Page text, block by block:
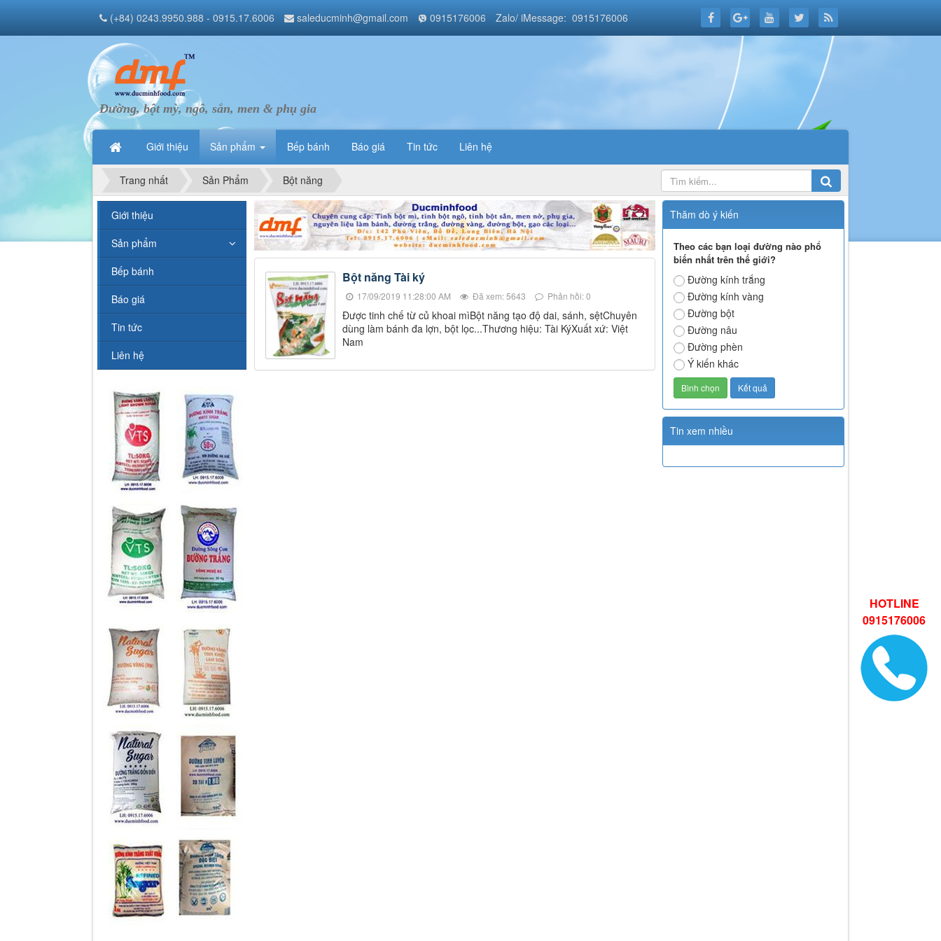
Đường, bột mỳ, ngô, sắn, men & phụ gia
Giới thiệu Sản phẩm Bếp bánh Báo giá Tin tức Liên hệ
(+84) 0243.9950.988 - 0915.17.6006 saleducminh@gmail.com 0915176006 Zalo/ iMessage: 0915176006
Trang nhất Sản Phẩm Bột năng
Bột năng Tài ký
17/09/2019 11:28:00 AM Đã xem: 5643 Phản hồi: 0
Được tinh chế từ củ khoai mìBột năng tạo độ dai, sánh, sệtChuyên
dùng làm bánh đa lợn, bột lọc...Thương hiệu: Tài KýXuất xứ: Việt
Nam
Thăm dò ý kiến
Theo các bạn loại đường nào phổ
biến nhất trên thế giới?
Đường kính trắng
Đường kính vàng
Đường bột
Đường nâu
Đường phèn
Ý kiến khác
Tin xem nhiều
Giới thiệu
Sản phẩm
Bếp bánh
Báo giá
Tin tức
Liên hệ
HOTLINE
0915176006